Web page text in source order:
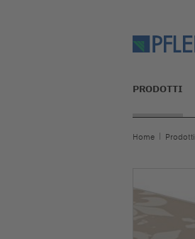
PRODOTTI
Home Prodotti